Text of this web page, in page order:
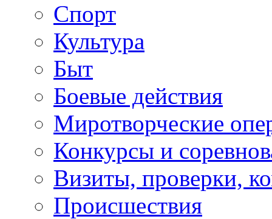
Спорт
Культура
Быт
Боевые действия
Миротворческие
Конкурсы и
Визиты, проверки,
Происшествия